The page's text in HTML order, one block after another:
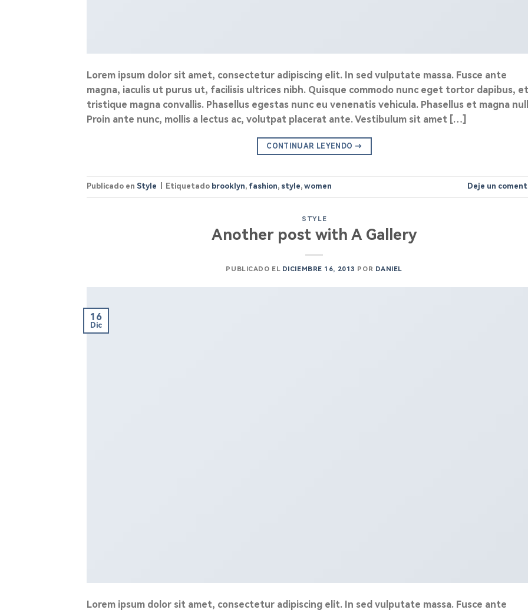
Lorem ipsum dolor sit amet, consectetur adipiscing elit. In sed vulputate massa. Fusce ante
magna, iaculis ut purus ut, facilisis ultrices nibh. Quisque commodo nunc eget tortor dapibus, et
tristique magna convallis. Phasellus egestas nunc eu venenatis vehicula. Phasellus et magna
Proin ante nunc, mollis a lectus ac, volutpat placerat ante. Vestibulum sit amet […]
CONTINUAR LEYENDO →
Publicado en Style Etiquetado brooklyn, fashion, style, women Deje un
STYLE
Another post with A Gallery
PUBLICADO EL DICIEMBRE 16, 2013 POR DANIEL
16
Dic
Lorem ipsum dolor sit amet, consectetur adipiscing elit. In sed vulputate massa. Fusce ante